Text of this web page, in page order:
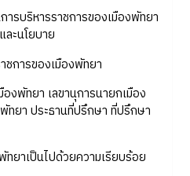
รบริหารราชการของเมืองพัทยา
ะนโยบาย
การของเมืองพัทยา
พัทยา เลขานุการนายกเมือง
ทยา ประธานที่ปรึกษา ที่ปรึกษา
ทยาเป็นไปด้วยความเรียบร้อย